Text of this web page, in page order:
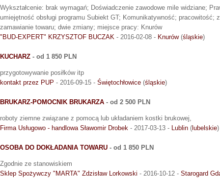
Wykształcenie: brak wymagań; Doświadczenie zawodowe mile widziane;
umiejętność obsługi programu Subiekt GT; Komunikatywność; pracowitość;
zamawianie towaru; dwie zmiany; miejsce pracy: Knurów
"BUD-EXPERT" KRZYSZTOF BUCZAK - 2016-02-08 - Knurów(śląskie)
KUCHARZ - od 1 850 PLN
przygotowywanie posiłków itp
kontakt przez PUP - 2016-09-15 - Świętochłowice (śląskie)
BRUKARZ-POMOCNIK BRUKARZA - od 2 500 PLN
roboty ziemne związane z pomocą lub układaniem kostki brukowej,
Firma Usługowo - handlowa Sławomir Drobek - 2017-03-13 - Lublin ( lubelskie)
OSOBA DO DOKŁADANIA TOWARU - od 1 850 PLN
Zgodnie ze stanowiskiem
Sklep Spożywczy "MARTA" Zdzisław Lorkowski - 2016-10-12 - Starogard